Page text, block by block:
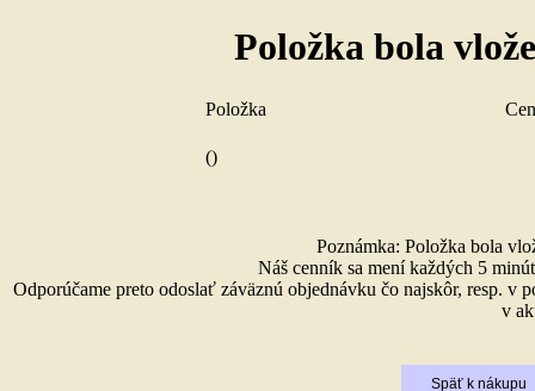
Položka bola
Položka
()
Poznámka: Položka bola
Náš cenník sa mení každých 5
Odporúčame preto odoslať záväznú objednávku čo najskôr, resp. v
v